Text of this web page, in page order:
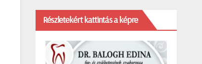
Részletekért kattintás a képre